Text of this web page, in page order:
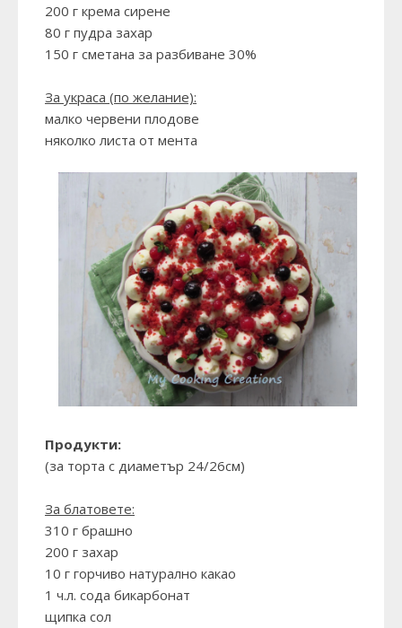
200 г крема сирене
80 г пудра захар
150 г сметана за разбиване 30%
За украса (по желание):
малко червени плодове
няколко листа от мента
Продукти:
(за торта с диаметър 24/26см)
За блатовете:
310 г брашно
200 г захар
10 г горчиво натурално какао
1 ч.л. сода бикарбонат
щипка сол